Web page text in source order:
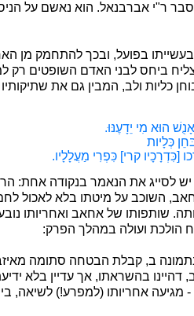
ר"י אברבנאל. הוא נאשם על
בפועל, ובכך להתחמק מן
ביחס לבני האדם השופטים רק
כליות ולב, המבין גם את
הוּא מִי יֵדָעֶנּוּ.
כְּלָיות
]כִּדְרָכָיו קרי] כִּפְרִי מַעֲלָלָיו.
לסייג את הנאמר בנקודה אחת:
על מיטתו בלא לאכול לחם
שותפותו של אחאב ואחריותו
הולכת ועולה במהלך הפרק:
ב, קבלת הבטחה סתומה
בהשראתו, אך עדיין בלא
מגיעה אחריותו (למפרע!) לשיאה,